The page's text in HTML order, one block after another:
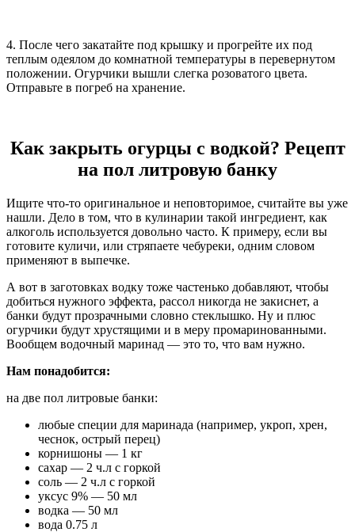
4. После чего закатайте под крышку и прогрейте их под
теплым одеялом до комнатной температуры в перевернутом
положении. Огурчики вышли слегка розоватого цвета.
Отправьте в погреб на хранение.
Как закрыть огурцы с водкой? Рецепт
на пол литровую банку
Ищите что-то оригинальное и неповторимое, считайте вы уже
нашли. Дело в том, что в кулинарии такой ингредиент, как
алкоголь используется довольно часто. К примеру, если вы
готовите куличи, или стряпаете чебуреки, одним словом
применяют в выпечке.
А вот в заготовках водку тоже частенько добавляют, чтобы
добиться нужного эффекта, рассол никогда не закиснет, а
банки будут прозрачными словно стеклышко. Ну и плюс
огурчики будут хрустящими и в меру промаринованными.
Вообщем водочный маринад — это то, что вам нужно.
Нам понадобится:
на две пол литровые банки:
любые специи для маринада (например, укроп, хрен,
чеснок, острый перец)
корнишоны — 1 кг
сахар — 2 ч.л с горкой
соль — 2 ч.л с горкой
уксус 9% — 50 мл
водка — 50 мл
вода 0.75 л